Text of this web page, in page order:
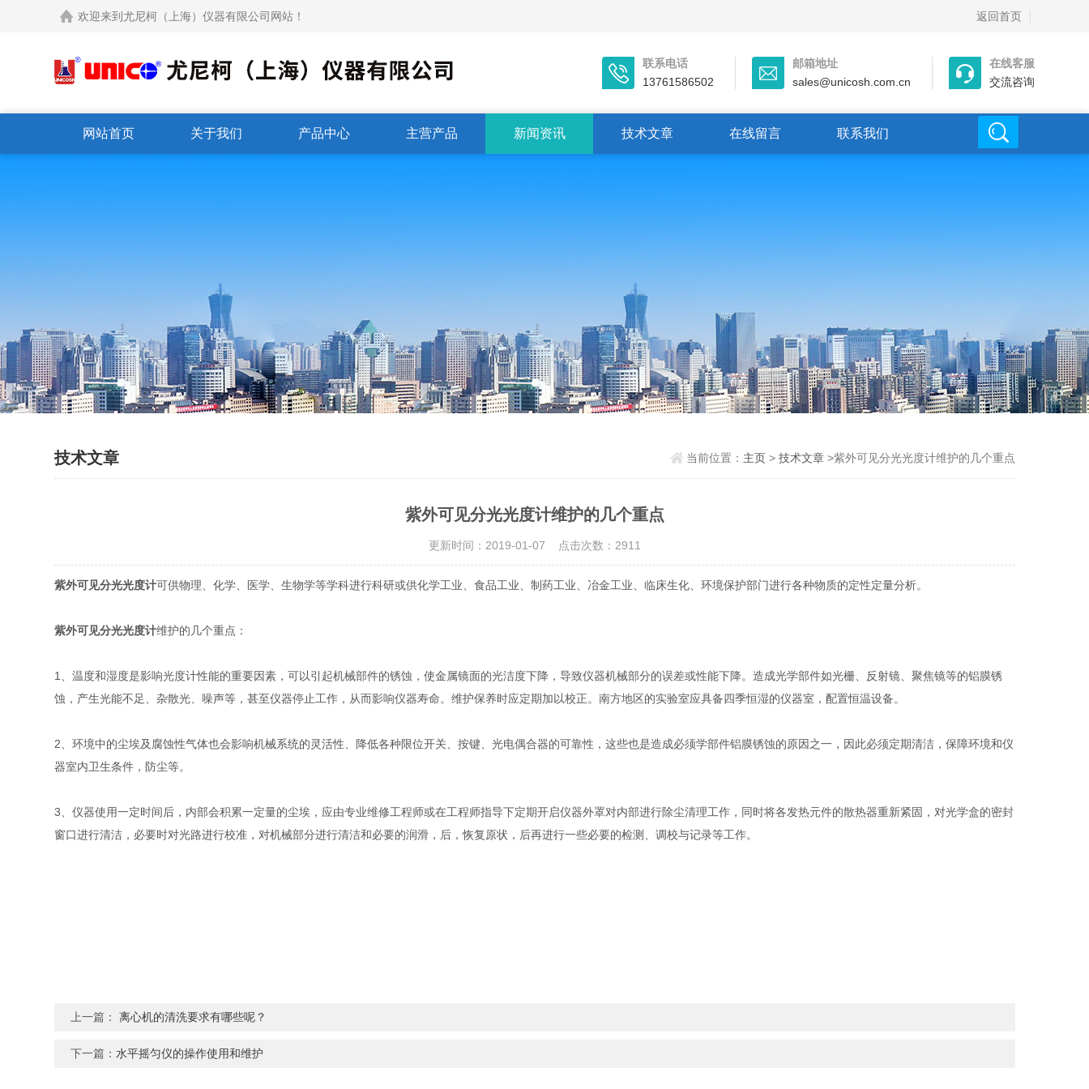
欢迎来到尤尼柯（上海）仪器有限公司网站！ 返回首页
联系电话
13761586502
邮箱地址
sales@unicosh.com.cn
在线客服
交流咨询
网站首页 关于我们 产品中心 主营产品 新闻资讯 技术文章 在线留言 联系我们
技术文章 当前位置： 主页> 技术文章>紫外可见分光光度计维护的几个重点
紫外可见分光光度计维护的几个重点
更新时间：2019-01-07 点击次数：2911
紫外可见分光光度计可供物理、化学、医学、生物学等学科进行科研或供化学工业、食品工业、制药工业、冶金工业、临床生化、环境保护部门进行各种物质的定性定量分析。
紫外可见分光光度计维护的几个重点：
1、温度和湿度是影响光度计性能的重要因素，可以引起机械部件的锈蚀，使金属镜面的光洁度下降，导致仪器机械部分的误差或性能下降。造成光学部件如光栅、反射镜、聚焦镜等的铝膜锈
蚀，产生光能不足、杂散光、噪声等，甚至仪器停止工作，从而影响仪器寿命。维护保养时应定期加以校正。南方地区的实验室应具备四季恒湿的仪器室，配置恒温设备。
2、环境中的尘埃及腐蚀性气体也会影响机械系统的灵活性、降低各种限位开关、按键、光电偶合器的可靠性，这些也是造成必须学部件铝膜锈蚀的原因之一，因此必须定期清洁，保障环境和仪
器室内卫生条件，防尘等。
3、仪器使用一定时间后，内部会积累一定量的尘埃，应由专业维修工程师或在工程师指导下定期开启仪器外罩对内部进行除尘清理工作，同时将各发热元件的散热器重新紧固，对光学盒的密封
窗口进行清洁，必要时对光路进行校准，对机械部分进行清洁和必要的润滑，后，恢复原状，后再进行一些必要的检测、调校与记录等工作。
上一篇： 离心机的清洗要求有哪些呢？
下一篇：水平摇匀仪的操作使用和维护